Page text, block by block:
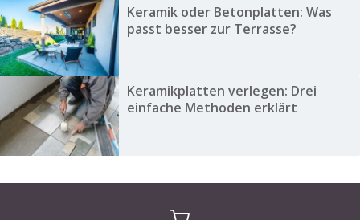
Keramik oder Betonplatten: Was
passt besser zur Terrasse?
Keramikplatten verlegen: Drei
einfache Methoden erklärt